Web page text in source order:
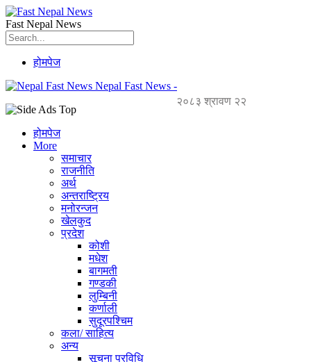
Fast Nepal News
होमपेज
Nepal Fast News -
२०८३ श्रावण २२
होमपेज
More
समाचार
राजनीति
अर्थ
अन्तराष्ट्रिय
मनोरन्जन
खेलकुद
प्रदेश
कोशी
मधेश
बागमती
गण्डकी
लुम्बिनी
कर्णाली
सुदूरपश्चिम
कला/ साहित्य
अन्य
सूचना प्रविधि